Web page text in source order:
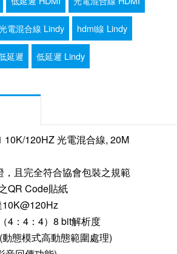
電混合線 Lindy hdmi線 Lindy
延遲 低延遲 Lindy
10K/120HZ 光電混合線, 20M
，且完全符合協會包裝之規範
QR Code貼紙
4：4：4）8 bit解析度
態模式高動態範圍處理)